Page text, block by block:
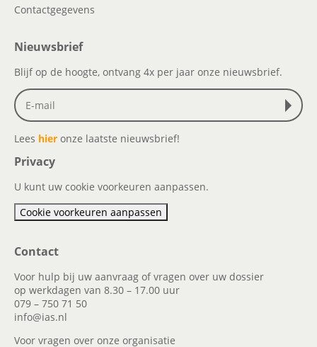
Contactgegevens
Nieuwsbrief
Blijf op de hoogte, ontvang 4x per jaar onze nieuwsbrief.
Lees hier onze laatste nieuwsbrief!
Privacy
U kunt uw cookie voorkeuren aanpassen.
Cookie voorkeuren aanpassen
Contact
Voor hulp bij uw aanvraag of vragen over uw dossier
op werkdagen van 8.30 – 17.00 uur
079 – 750 71 50
info@ias.nl
Voor vragen over onze organisatie